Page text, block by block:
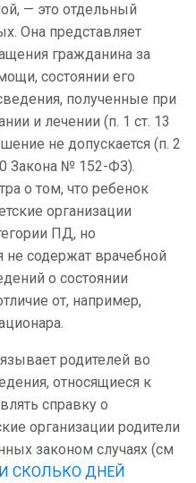
— это отдельный
Она представляет
гражданина за
состоянии его
полученные при
и лечении (п. 1 ст. 13
не допускается (п. 2
Закона № 152-ФЗ).
о том, что ребенок
организации
ПД, но
содержат врачебной
о состоянии
от, например,
родителей во
относящиеся к
справку о
организации родители
законом случаях (см
СКОЛЬКО ДНЕЙ